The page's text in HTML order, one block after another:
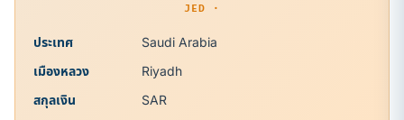
JED ·
ประเทศ
Saudi Arabia
เมืองหลวง
Riyadh
สกุลเงิน
SAR